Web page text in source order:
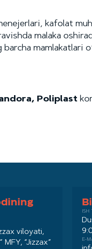
kafolat
malaka
mamlakatlari
Poliplast
viloyati,
“Jizzax”
ISH
E-